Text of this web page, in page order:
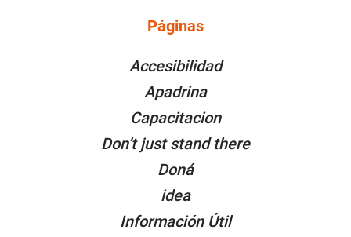
Páginas
Accesibilidad
Apadrina
Capacitacion
Don’t just stand there
Doná
idea
Información Útil